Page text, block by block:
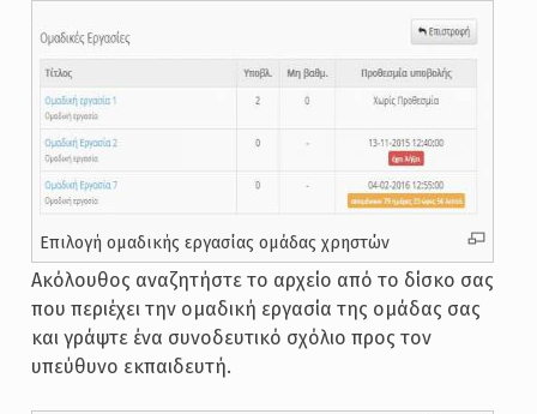
Επιλογή ομαδικής εργασίας ομάδας χρηστών
Ακόλουθος αναζητήστε το αρχείο από το δίσκο σας
που περιέχει την ομαδική εργασία της ομάδας σας
και γράψτε ένα συνοδευτικό σχόλιο προς τον
υπεύθυνο εκπαιδευτή.